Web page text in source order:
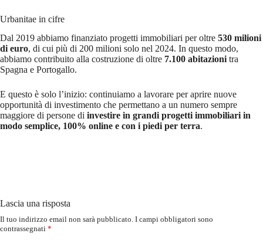
Urbanitae in cifre
Dal 2019 abbiamo finanziato progetti immobiliari per oltre 530 milioni
di euro, di cui più di 200 milioni solo nel 2024. In questo modo,
abbiamo contribuito alla costruzione di oltre 7.100 abitazioni tra
Spagna e Portogallo.
E questo è solo l’inizio: continuiamo a lavorare per aprire nuove
opportunità di investimento che permettano a un numero sempre
maggiore di persone di investire in grandi progetti immobiliari in
modo semplice, 100% online e con i piedi per terra.
Lascia una risposta
Il tuo indirizzo email non sarà pubblicato. I campi obbligatori sono
contrassegnati *